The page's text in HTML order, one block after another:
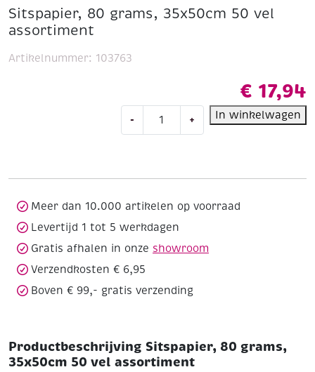
Sitspapier, 80 grams, 35x50cm 50 vel
assortiment
€ 17,94
-
assortiment
+ In winkelwagen
Artikelnummer: 103763
Meer dan 10.000 artikelen op voorraad
Levertijd 1 tot 5 werkdagen
Gratis afhalen in onze showroom
Verzendkosten € 6,95
Boven € 99,- gratis verzending
Productbeschrijving Sitspapier, 80 grams,
35x50cm 50 vel assortiment